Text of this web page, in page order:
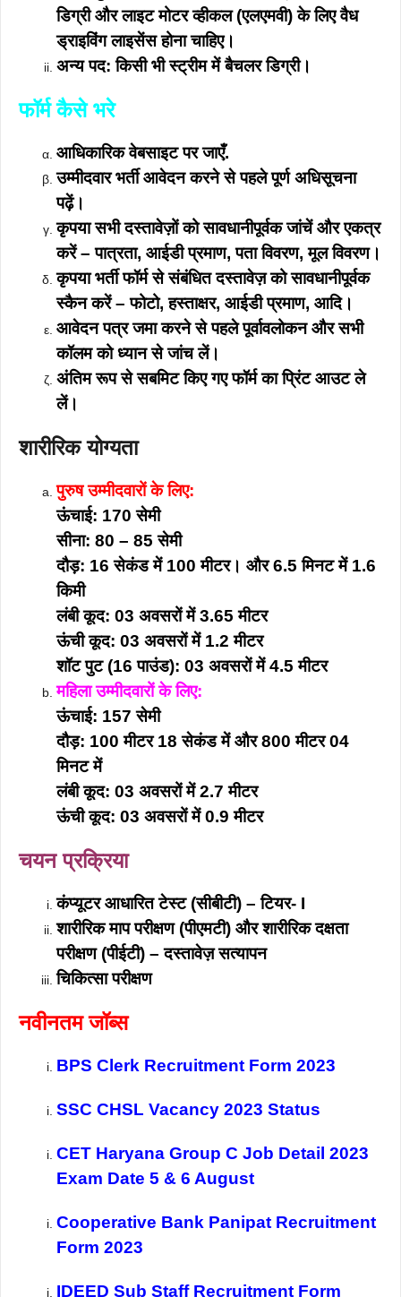
डिग्री और लाइट मोटर व्हीकल (एलएमवी) के लिए वैध
ड्राइविंग लाइसेंस होना चाहिए।
अन्य पद: किसी भी स्ट्रीम में बैचलर डिग्री।
फॉर्म कैसे भरे
आधिकारिक वेबसाइट पर जाएँ.
उम्मीदवार भर्ती आवेदन करने से पहले पूर्ण अधिसूचना
पढ़ें।
कृपया सभी दस्तावेज़ों को सावधानीपूर्वक जांचें और एकत्र
करें – पात्रता, आईडी प्रमाण, पता विवरण, मूल विवरण।
कृपया भर्ती फॉर्म से संबंधित दस्तावेज़ को सावधानीपूर्वक
स्कैन करें – फोटो, हस्ताक्षर, आईडी प्रमाण, आदि।
आवेदन पत्र जमा करने से पहले पूर्वावलोकन और सभी
कॉलम को ध्यान से जांच लें।
अंतिम रूप से सबमिट किए गए फॉर्म का प्रिंट आउट ले
लें।
शारीरिक योग्यता
पुरुष उम्मीदवारों के लिए:
ऊंचाई: 170 सेमी
सीना: 80 – 85 सेमी
दौड़: 16 सेकंड में 100 मीटर। और 6.5 मिनट में 1.6
किमी
लंबी कूद: 03 अवसरों में 3.65 मीटर
ऊंची कूद: 03 अवसरों में 1.2 मीटर
शॉट पुट (16 पाउंड): 03 अवसरों में 4.5 मीटर
महिला उम्मीदवारों के लिए:
ऊंचाई: 157 सेमी
दौड़: 100 मीटर 18 सेकंड में और 800 मीटर 04
मिनट में
लंबी कूद: 03 अवसरों में 2.7 मीटर
ऊंची कूद: 03 अवसरों में 0.9 मीटर
चयन प्रक्रिया
कंप्यूटर आधारित टेस्ट (सीबीटी) – टियर- I
शारीरिक माप परीक्षण (पीएमटी) और शारीरिक दक्षता
परीक्षण (पीईटी) – दस्तावेज़ सत्यापन
चिकित्सा परीक्षण
नवीनतम जॉब्स
BPS Clerk Recruitment Form 2023
SSC CHSL Vacancy 2023 Status
CET Haryana Group C Job Detail 2023
Exam Date 5 & 6 August
Cooperative Bank Panipat Recruitment
Form 2023
IDEED Sub Staff Recruitment Form